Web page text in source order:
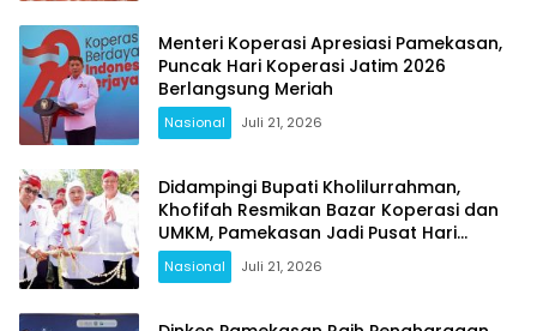
Menteri Koperasi Apresiasi Pamekasan,
Puncak Hari Koperasi Jatim 2026
Berlangsung Meriah
Nasional Juli 21, 2026
Didampingi Bupati Kholilurrahman,
Khofifah Resmikan Bazar Koperasi dan
UMKM, Pamekasan Jadi Pusat Hari
Koperasi Jatim 2026
Nasional Juli 21, 2026